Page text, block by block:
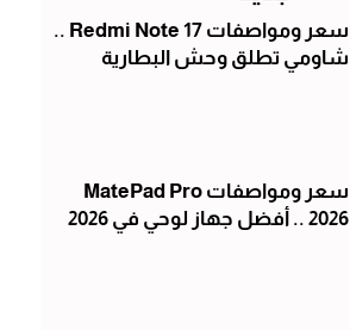
سعر ومواصفات Redmi Note 17 ..
شاومي تطلق وحش البطارية
سعر ومواصفات MatePad Pro
2026 .. أفضل جهاز لوحي في 2026